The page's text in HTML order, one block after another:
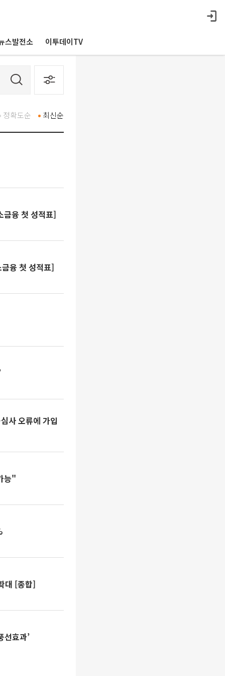
스발전소 이투데이TV
최신순
정확도순
금융 첫 성적표]
융 첫 성적표]
능"
대 [종합]
선효과’